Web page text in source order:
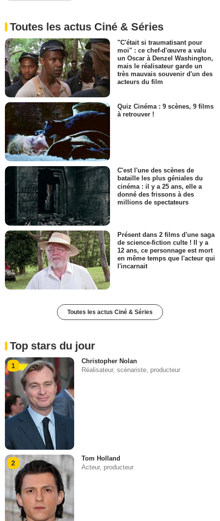
Toutes les actus Ciné & Séries
"C'était si traumatisant pour
moi" : ce chef-d'œuvre a valu
un Oscar à Denzel Washington,
mais le réalisateur garde un
très mauvais souvenir d'un des
acteurs du film
Quiz Cinéma : 9 scènes, 9 films
à retrouver !
C'est l'une des scènes de
bataille les plus géniales du
cinéma : il y a 25 ans, elle a
donné des frissons à des
millions de spectateurs
Présent dans 2 films d'une saga
de science-fiction culte ! Il y a
12 ans, ce personnage est mort
en même temps que l'acteur qui
l'incarnait
Toutes les actus Ciné & Séries
Top stars du jour
1
Christopher Nolan
Réalisateur, scénariste, producteur
2
Tom Holland
Acteur, producteur